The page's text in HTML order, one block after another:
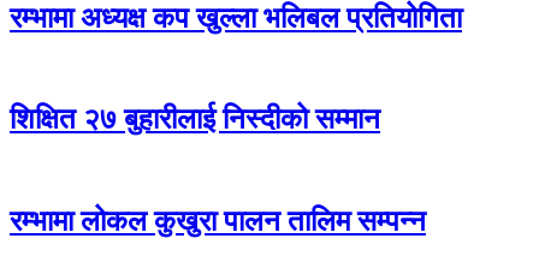
रम्भामा अध्यक्ष कप खुल्ला भलिबल प्रतियोगिता
शिक्षित २७ बुहारीलाई निस्दीको सम्मान
रम्भामा लोकल कुखुरा पालन तालिम सम्पन्न